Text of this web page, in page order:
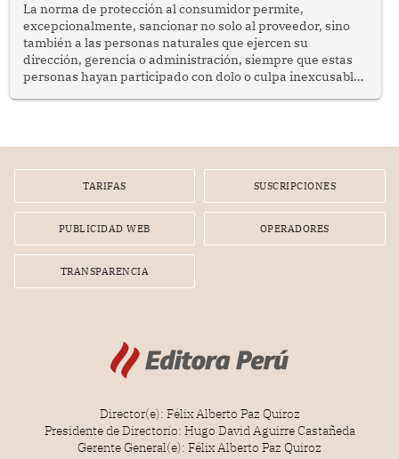
La norma de protección al consumidor permite,
excepcionalmente, sancionar no solo al proveedor, sino
también a las personas naturales que ejercen su
dirección, gerencia o administración, siempre que estas
personas hayan participado con dolo o culpa inexcusable
por la frustrada realización de un meet and greet con
TARIFAS SUSCRIPCIONES
PUBLICIDAD WEB OPERADORES
TRANSPARENCIA
Director(e): Félix Alberto Paz Quiroz
Presidente de Directorio: Hugo David Aguirre Castañeda
Gerente General(e): Félix Alberto Paz Quiroz